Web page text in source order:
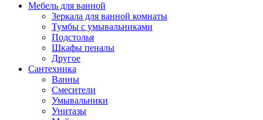
Мебель для ванной
Зеркала для ванной комнаты
Тумбы с умывальниками
Подстолья
Шкафы пеналы
Другое
Сантехника
Ванны
Смесители
Умывальники
Унитазы